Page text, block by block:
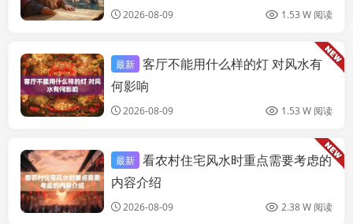
2026-08-09 1.53 W 阅读
家居
最新 客厅不能用什么样的灯 对风水有
何影响
2026-08-09 1.53 W 阅读
家居
最新 看农村住宅风水时重点需要考虑的
内容介绍
2026-08-09 2.38 W 阅读